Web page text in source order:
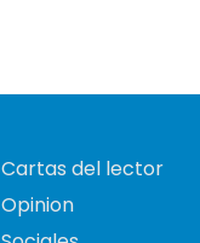
Cartas del lector
Opinion